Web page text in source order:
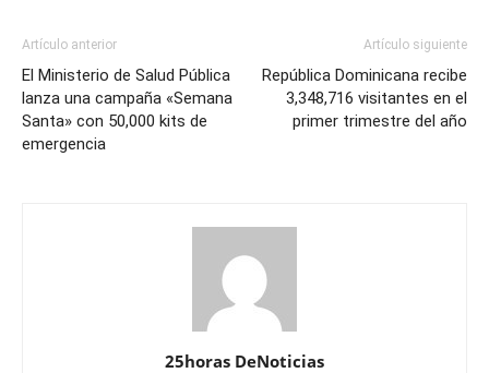
Artículo anterior
El Ministerio de Salud Pública
lanza una campaña «Semana
Santa» con 50,000 kits de
emergencia
Artículo siguiente
República Dominicana recibe
3,348,716 visitantes en el
primer trimestre del año
25horas DeNoticias